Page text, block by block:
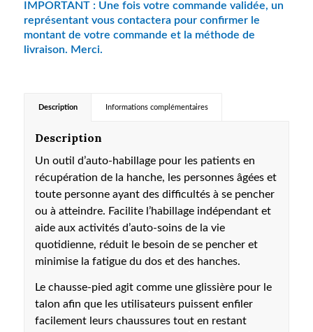
Description Informations complémentaires
Description
Un outil d’auto-habillage pour les patients en
récupération de la hanche, les personnes âgées et
toute personne ayant des difficultés à se pencher
ou à atteindre. Facilite l’habillage indépendant et
aide aux activités d’auto-soins de la vie
quotidienne, réduit le besoin de se pencher et
minimise la fatigue du dos et des hanches.
Le chausse-pied agit comme une glissière pour le
talon afin que les utilisateurs puissent enfiler
facilement leurs chaussures tout en restant